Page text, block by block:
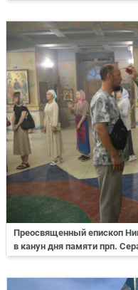
Преосвященный епископ
в канун дня памяти прп.